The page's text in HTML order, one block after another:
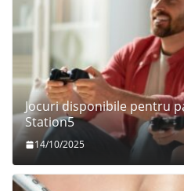
Jocuri disponibile pentru
Station5
14/10/2025